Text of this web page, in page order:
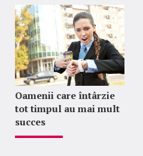
Oamenii care întârzie
tot timpul au mai mult
succes